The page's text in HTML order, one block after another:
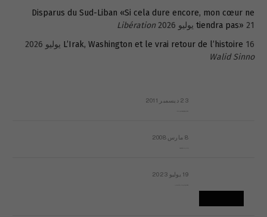
Disparus du Sud-Liban «Si cela dure encore, mon cœur ne
tiendra pas» 21 يوليو 2026
Libération
L’Irak, Washington et le vrai retour de l’histoire 16 يوليو 2026
Walid Sinno
23 ديسمبر 2011
8 مارس 2008
19 يوليو 2023